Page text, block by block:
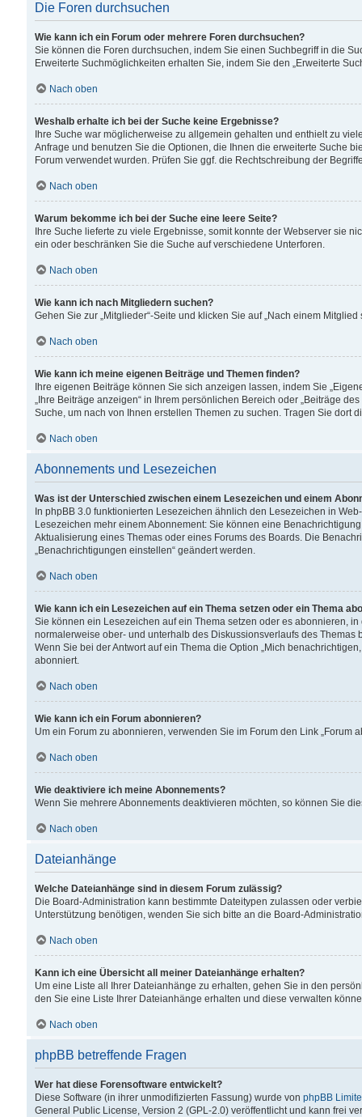
Die Foren durchsuchen
Wie kann ich ein Forum oder mehrere Foren durchsuchen?
Sie können die Foren durchsuchen, indem Sie einen Suchbegriff in die
Erweiterte Suchmöglichkeiten erhalten Sie, indem Sie den „Erweiterte
Nach oben
Weshalb erhalte ich bei der Suche keine Ergebnisse?
Ihre Suche war möglicherweise zu allgemein gehalten und enthielt zu
Anfrage und benutzen Sie die Optionen, die Ihnen die erweiterte Suche
Forum verwendet wurden. Prüfen Sie ggf. die Rechtschreibung der
Nach oben
Warum bekomme ich bei der Suche eine leere Seite?
Ihre Suche lieferte zu viele Ergebnisse, somit konnte der Webserver sie
ein oder beschränken Sie die Suche auf verschiedene Unterforen.
Nach oben
Wie kann ich nach Mitgliedern suchen?
Gehen Sie zur „Mitglieder“-Seite und klicken Sie auf „Nach einem Mitglied
Nach oben
Wie kann ich meine eigenen Beiträge und Themen finden?
Ihre eigenen Beiträge können Sie sich anzeigen lassen, indem Sie
„Ihre Beiträge anzeigen“ in Ihrem persönlichen Bereich oder „Beiträge
Suche, um nach von Ihnen erstellen Themen zu suchen. Tragen Sie dort
Nach oben
Abonnements und Lesezeichen
Was ist der Unterschied zwischen einem Lesezeichen und einem
In phpBB 3.0 funktionierten Lesezeichen ähnlich den Lesezeichen in
Lesezeichen mehr einem Abonnement: Sie können eine
Aktualisierung eines Themas oder eines Forums des Boards. Die
„Benachrichtigungen einstellen“ geändert werden.
Nach oben
Wie kann ich ein Lesezeichen auf ein Thema setzen oder ein Thema
Sie können ein Lesezeichen auf ein Thema setzen oder es abonnieren,
normalerweise ober- und unterhalb des Diskussionsverlaufs des Themas
Wenn Sie bei der Antwort auf ein Thema die Option „Mich
abonniert.
Nach oben
Wie kann ich ein Forum abonnieren?
Um ein Forum zu abonnieren, verwenden Sie im Forum den Link „Forum
Nach oben
Wie deaktiviere ich meine Abonnements?
Wenn Sie mehrere Abonnements deaktivieren möchten, so können Sie
Nach oben
Dateianhänge
Welche Dateianhänge sind in diesem Forum zulässig?
Die Board-Administration kann bestimmte Dateitypen zulassen oder
Unterstützung benötigen, wenden Sie sich bitte an die Board-
Nach oben
Kann ich eine Übersicht all meiner Dateianhänge erhalten?
Um eine Liste all Ihrer Dateianhänge zu erhalten, gehen Sie in den
den Sie eine Liste Ihrer Dateianhänge erhalten und diese verwalten
Nach oben
phpBB betreffende Fragen
Wer hat diese Forensoftware entwickelt?
Diese Software (in ihrer unmodifizierten Fassung) wurde von phpBB
General Public License, Version 2 (GPL-2.0) veröffentlicht und kann frei